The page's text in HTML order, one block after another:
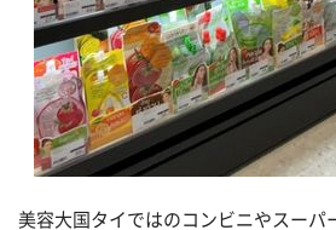
美容大国タイではのコンビニやスーパ